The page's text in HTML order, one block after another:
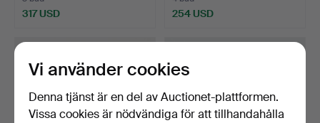
317 USD 254 USD
Vi använder cookies
Denna tjänst är en del av Auctionet-plattformen.
Vissa cookies är nödvändiga för att tillhandahålla